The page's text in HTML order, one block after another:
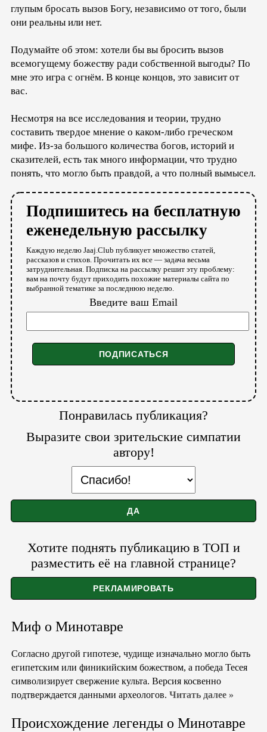
глупым бросать вызов Богу, независимо от того, были
они реальны или нет.
Подумайте об этом: хотели бы вы бросить вызов
всемогущему божеству ради собственной выгоды? По
мне это игра с огнём. В конце концов, это зависит от
вас.
Несмотря на все исследования и теории, трудно
составить твердое мнение о каком-либо греческом
мифе. Из-за большого количества богов, историй и
сказителей, есть так много информации, что трудно
понять, что могло быть правдой, а что полный вымысел.
Подпишитесь на бесплатную
еженедельную рассылку
Каждую неделю Jaaj.Club публикует множество статей,
рассказов и стихов. Прочитать их все — задача весьма
затруднительная. Подписка на рассылку решит эту проблему:
вам на почту будут приходить похожие материалы сайта по
выбранной тематике за последнюю неделю.
Введите ваш Email
Понравилась публикация?
Выразите свои зрительские симпатии
автору!
Хотите поднять публикацию в ТОП и
разместить её на главной странице?
Миф о Минотавре
Согласно другой гипотезе, чудище изначально могло быть
египетским или финикийским божеством, а победа Тесея
символизирует свержение культа. Версия косвенно
подтверждается данными археологов. Читать далее »
Происхождение легенды о Минотавре